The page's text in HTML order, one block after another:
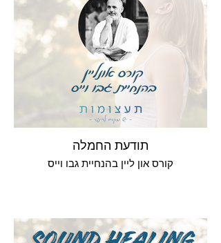
תודעת החמלה
קורס און ליין בהנחיית גבו וייס